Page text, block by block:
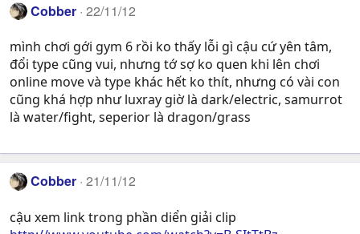
Cobber 22/11/12
mình chơi gới gym 6 rồi ko thấy lỗi gì cậu cứ yên tâm,
đổi type cũng vui, nhưng tớ sợ ko quen khi lên chơi
online move và type khác hết ko thít, nhưng có vài con
cũng khá hợp như luxray giờ là dark/electric, samurrot
là water/fight, seperior là dragon/grass
Cobber 21/11/12
cậu xem link trong phần diển giải clip